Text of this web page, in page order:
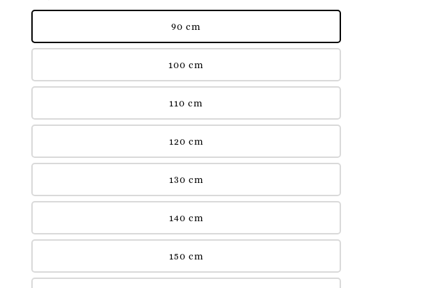
90 cm
100 cm
110 cm
120 cm
130 cm
140 cm
150 cm